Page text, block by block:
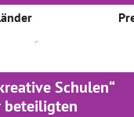
Schulen“
beteiligten